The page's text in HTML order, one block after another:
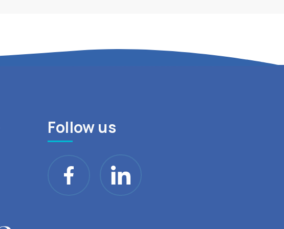
Follow us